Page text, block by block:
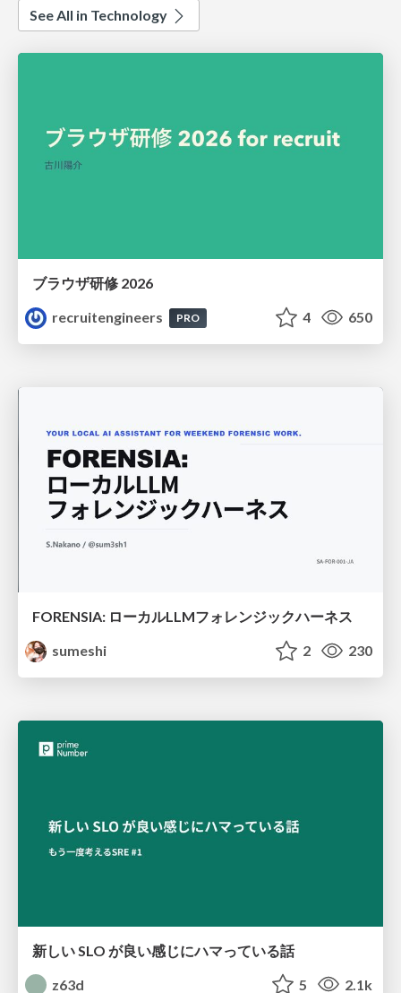
See All in Technology
ブラウザ研修 2026
recruitengineers
PRO 4 650
FORENSIA: ローカルLLMフォレンジックハーネス
sumeshi
2 230
新しい SLO が良い感じにハマっている話
z63d
5 2.1k